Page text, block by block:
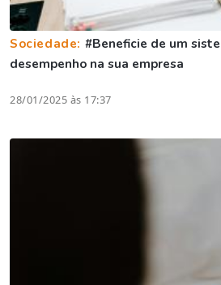
Sociedade: #Beneficie de um
desempenho na sua empresa
28/01/2025 às 17:37